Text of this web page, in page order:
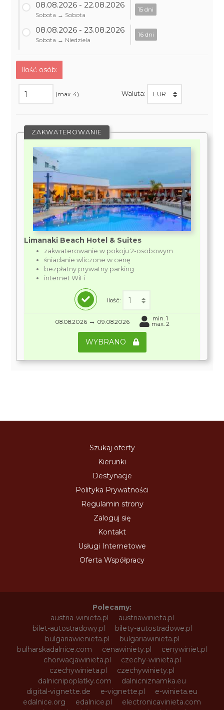
08.08.2026 - 22.08.2026
Sobota → Sobota
15 dni
08.08.2026 - 23.08.2026
Sobota → Niedziela
16 dni
Ilość osób:
(max. 4) Waluta:
ZAKWATEROWANIE
Limanaki Beach Hotel & Suites
zakwaterowanie w pokoju 2-osobowym
śniadanie wliczone w cenę
bezpłatny prywatny parking
internet WiFi
Ilość:
08.08.2026 → 09.08.2026 min. 1
max. 2
WYBRANO
Szukaj oferty
Kierunki
Destynacje
Polityka Prywatności
Regulamin strony
Zaloguj się
Kontakt
Usługi Internetowe
Oferta Współpracy
Polecamy:
austria-winieta.pl
austriawinieta.pl
bilet-autostradowy.pl
bilety-autostradowe.pl
bulgariawienieta.pl
bulgariawinieta.pl
bulharskadalnice.com
cenawiniety.pl
cenywiniet.pl
chorwacjawinieta.pl
czechy-winieta.pl
czechywinieta.pl
czechywiniety.pl
dalnicnipoplatky.com
dalnicniznamka.eu
digital-vignette.de
e-vignette.pl
e-winieta.eu
edalnice.org
edalnice.pl
electronicavinieta.com